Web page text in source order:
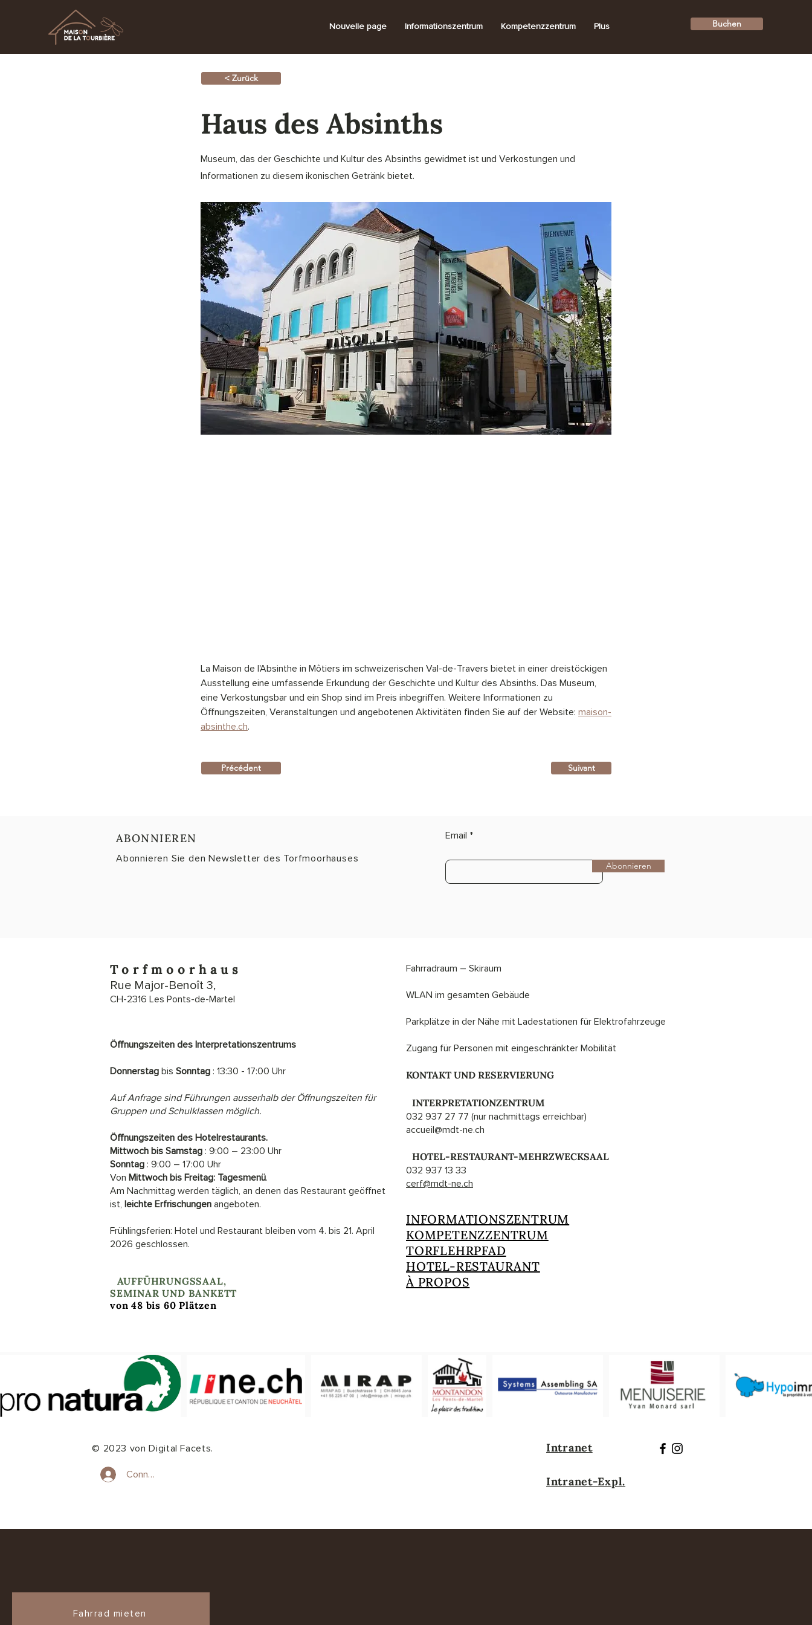
Nouvelle page Informationszentrum Kompetenzzentrum Plus Buchen
< Zurück
Haus des Absinths
Museum, das der Geschichte und Kultur des Absinths gewidmet ist und Verkostungen und
Informationen zu diesem ikonischen Getränk bietet.
La Maison de l'Absinthe in Môtiers im schweizerischen Val-de-Travers bietet in einer dreistöckigen
Ausstellung eine umfassende Erkundung der Geschichte und Kultur des Absinths. Das Museum,
eine Verkostungsbar und ein Shop sind im Preis inbegriffen. Weitere Informationen zu
Öffnungszeiten, Veranstaltungen und angebotenen Aktivitäten finden Sie auf der Website: maison-
absinthe.ch.
Précédent Suivant
Fahrrad mieten
ABONNIEREN
Abonnieren Sie den Newsletter des Torfmoorhauses
Email
Abonnieren
Torfmoorhaus
Rue Major-Benoît 3,
CH-2316 Les Ponts-de-Martel
Öffnungszeiten des Interpretationszentrums
Donnerstag bis Sonntag : 13:30 - 17:00 Uhr
Auf Anfrage sind Führungen ausserhalb der Öffnungszeiten für
Gruppen und Schulklassen möglich.
Öffnungszeiten des Hotelrestaurants.
Mittwoch bis Samstag : 9:00 – 23:00 Uhr
Sonntag : 9:00 – 17:00 Uhr
Von Mittwoch bis Freitag: Tagesmenü.
Am Nachmittag werden täglich, an denen das Restaurant geöffnet
ist, leichte Erfrischungen angeboten.
Frühlingsferien: Hotel und Restaurant bleiben vom 4. bis 21. April
2026 geschlossen.
AUFFÜHRUNGSSAAL,
SEMINAR UND BANKETT
von 48 bis 60 Plätzen
Fahrradraum – Skiraum
​​WLAN im gesamten Gebäude
​Parkplätze in der Nähe mit Ladestationen für Elektrofahrzeuge
​Zugang für Personen mit eingeschränkter Mobilität
KONTAKT UND RESERVIERUNG
INTERPRETATIONZENTRUM
032 937 27 77 (nur nachmittags erreichbar)
accueil@mdt-ne.ch
HOTEL-RESTAURANT-MEHRZWECKSAAL
032 937 13 33
cerf@mdt-ne.ch
INFORMATIONSZENTRUM
KOMPETENZZENTRUM
TORFLEHRPFAD
HOTEL-RESTAURANT
À PROPOS
© 2023 von Digital Facets.
Connexion
Intranet
Intranet-Expl.